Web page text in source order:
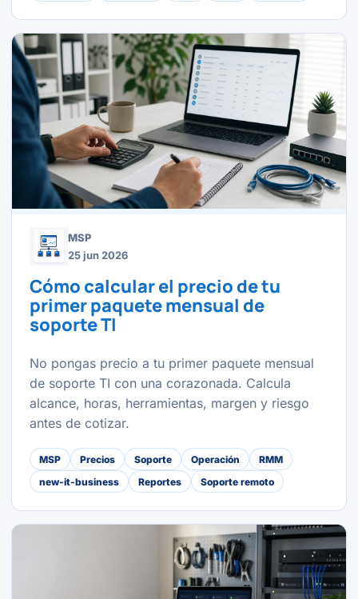
MSP
25 jun 2026
Cómo calcular el precio de tu
primer paquete mensual de
soporte TI
No pongas precio a tu primer paquete mensual
de soporte TI con una corazonada. Calcula
alcance, horas, herramientas, margen y riesgo
antes de cotizar.
MSP Precios Soporte Operación
RMM
new-it-business
Reportes Soporte remoto